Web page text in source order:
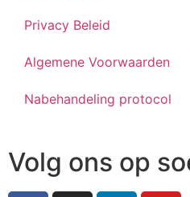
Privacy Beleid
Algemene Voorwaarden
Nabehandeling protocol
Volg ons op